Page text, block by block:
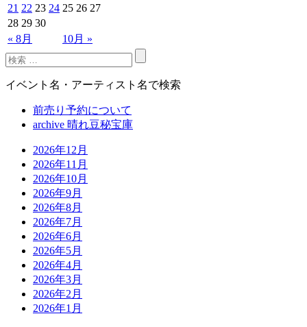
« 8月 10月 »
21 22 23 24 25 26 27
28 29 30
イベント名・アーティスト名で検索
前売り予約について
archive 晴れ豆秘宝庫
2026年12月
2026年11月
2026年10月
2026年9月
2026年8月
2026年7月
2026年6月
2026年5月
2026年4月
2026年3月
2026年2月
2026年1月